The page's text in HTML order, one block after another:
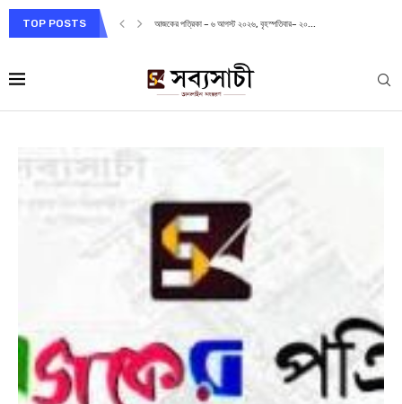
TOP POSTS আজকের পত্রিকা – ৬ আগস্ট ২০২৬, বৃহস্পতিবার– ২০...